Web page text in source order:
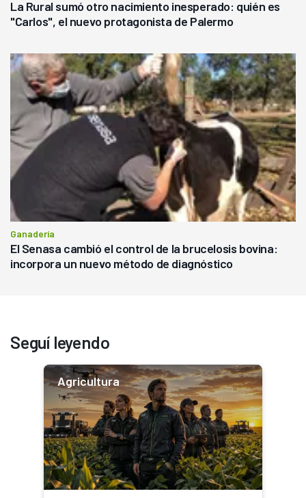
La Rural sumó otro nacimiento inesperado: quién es
"Carlos", el nuevo protagonista de Palermo
Ganadería
El Senasa cambió el control de la brucelosis bovina:
incorpora un nuevo método de diagnóstico
Seguí leyendo
Agricultura